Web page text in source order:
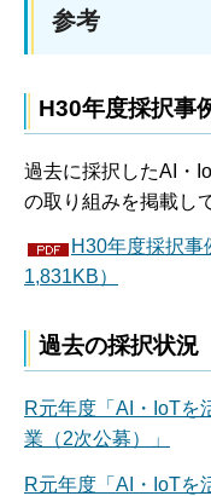
参考
H30年度採択事
過去に採択したAI・
の取り組みを掲載し
H30年度採択事
1,831KB）
過去の採択状況
R元年度「AI・IoTを
業（2次公募）」
R元年度「AI・IoTを